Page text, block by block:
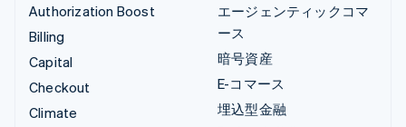
Authorization Boost
Billing
Capital
Checkout
Climate
エージェンティックコマ
ース
暗号資産
E-コマース
埋込型金融